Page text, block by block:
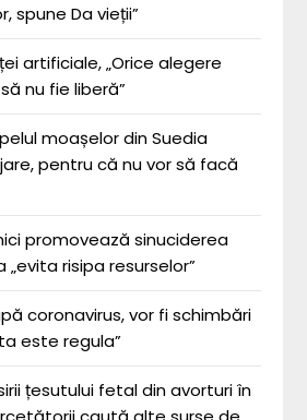
spune Da vieții”
artificiale, „Orice alegere
nu fie liberă”
moașelor din Suedia
pentru că nu vor să facă
promovează sinuciderea
risipa resurselor”
coronavirus, vor fi schimbări
este regula”
țesutului fetal din avorturi în